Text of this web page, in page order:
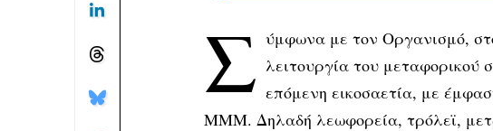
Σ ύμφωνα με τον Οργανισμό,
λειτουργία του μεταφορικού
επόμενη εικοσαετία, με
ΜΜΜ. Δηλαδή λεωφορεία, τρόλεϊ,